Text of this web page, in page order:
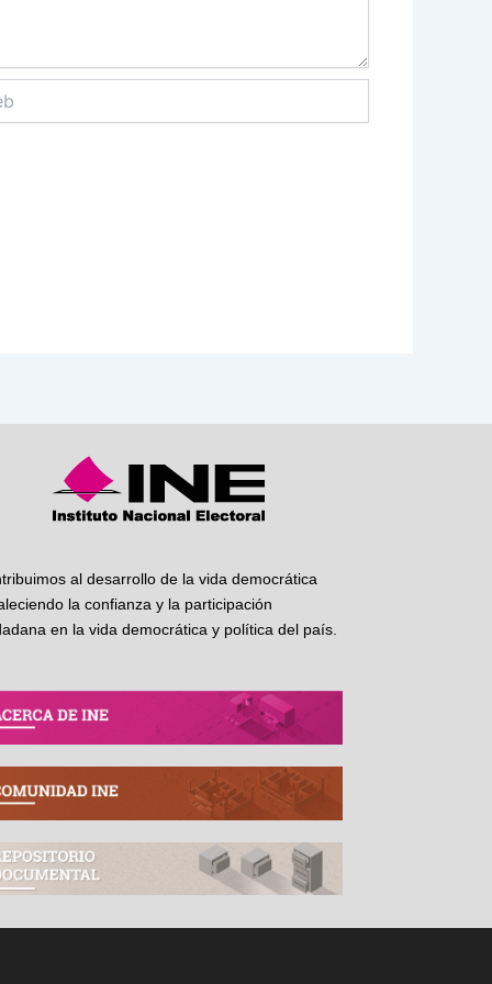
al desarrollo de la vida democrática
la confianza y la participación
en la vida democrática y política del país.